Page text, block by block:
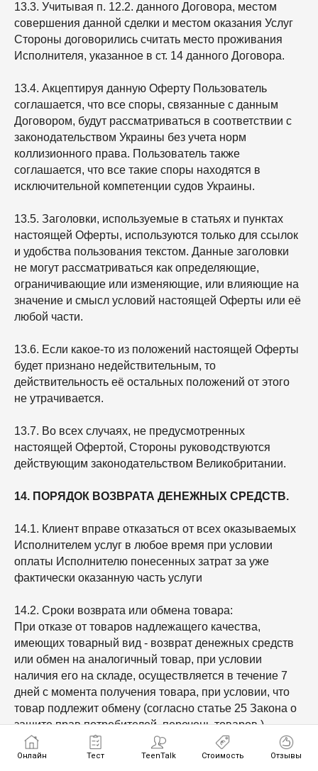
Онлайн Тест TeenTalk Стоимость Отзывы
13.3. Учитывая п. 12.2. данного Договора, местом
совершения данной сделки и местом оказания Услуг
Стороны договорились считать место проживания
Исполнителя, указанное в ст. 14 данного Договора.
13.4. Акцептируя данную Оферту Пользователь
соглашается, что все споры, связанные с данным
Договором, будут рассматриваться в соответствии с
законодательством Украины без учета норм
коллизионного права. Пользователь также
соглашается, что все такие споры находятся в
исключительной компетенции судов Украины.
13.5. Заголовки, используемые в статьях и пунктах
настоящей Оферты, используются только для ссылок
и удобства пользования текстом. Данные заголовки
не могут рассматриваться как определяющие,
ограничивающие или изменяющие, или влияющие на
значение и смысл условий настоящей Оферты или её
любой части.
13.6. Если какое-то из положений настоящей Оферты
будет признано недействительным, то
действительность её остальных положений от этого
не утрачивается.
13.7. Во всех случаях, не предусмотренных
настоящей Офертой, Стороны руководствуются
действующим законодательством Великобритании.
14. ПОРЯДОК ВОЗВРАТА ДЕНЕЖНЫХ СРЕДСТВ.
14.1. Клиент вправе отказаться от всех оказываемых
Исполнителем услуг в любое время при условии
оплаты Исполнителю понесенных затрат за уже
фактически оказанную часть услуги
14.2. Сроки возврата или обмена товара:
При отказе от товаров надлежащего качества,
имеющих товарный вид - возврат денежных средств
или обмен на аналогичный товар, при условии
наличия его на складе, осуществляется в течение 7
дней с момента получения товара, при условии, что
товар подлежит обмену (согласно статье 25 Закона о
защите прав потребителей, перечень товаров.)
Внимание! В случае отказа покупателя от товара
надлежащего качества стоимость оплаченных